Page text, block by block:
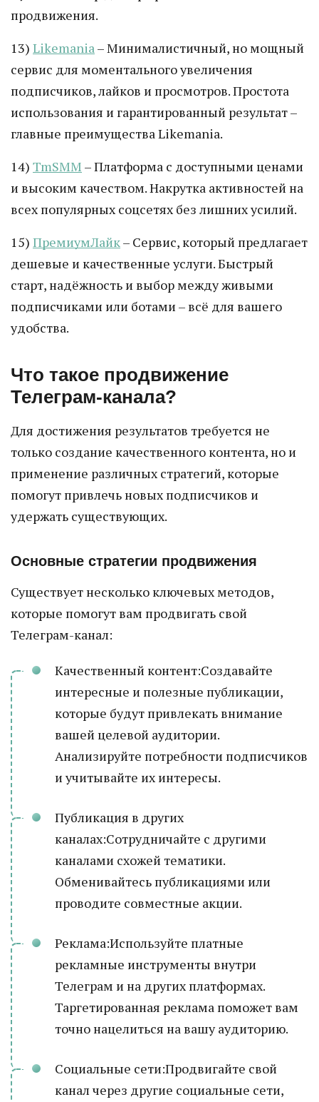
продвижения.
13) Likemania– Минималистичный, но мощный
сервис для моментального увеличения
подписчиков, лайков и просмотров. Простота
использования и гарантированный результат –
главные преимущества Likemania.
14) TmSMM – Платформа с доступными ценами
и высоким качеством. Накрутка активностей на
всех популярных соцсетях без лишних усилий.
15) ПремиумЛайк– Сервис, который предлагает
дешевые и качественные услуги. Быстрый
старт, надёжность и выбор между живыми
подписчиками или ботами – всё для вашего
удобства.
Что такое продвижение
Телеграм-канала?
Для достижения результатов требуется не
только создание качественного контента, но и
применение различных стратегий, которые
помогут привлечь новых подписчиков и
удержать существующих.
Основные стратегии продвижения
Существует несколько ключевых методов,
которые помогут вам продвигать свой
Телеграм-канал:
Качественный контент:Создавайте
интересные и полезные публикации,
которые будут привлекать внимание
вашей целевой аудитории.
Анализируйте потребности подписчиков
и учитывайте их интересы.
Публикация в других
каналах:Сотрудничайте с другими
каналами схожей тематики.
Обменивайтесь публикациями или
проводите совместные акции.
Реклама:Используйте платные
рекламные инструменты внутри
Телеграм и на других платформах.
Таргетированная реклама поможет вам
точно нацелиться на вашу аудиторию.
Социальные сети:Продвигайте свой
канал через другие социальные сети,